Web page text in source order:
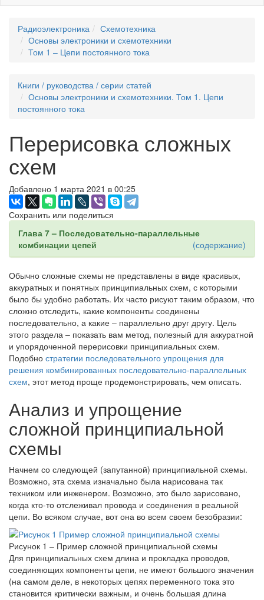
Радиоэлектроника
Схемотехника
Основы электроники и схемотехники
Том 1 – Цепи постоянного тока
Книги / руководства / серии статей
Основы электроники и схемотехники. Том 1. Цепи
постоянного тока
Перерисовка сложных
схем
Добавлено 1 марта 2021 в 00:25
Сохранить или поделиться
Глава 7 – Последовательно-параллельные
комбинации цепей
(содержание)
Обычно сложные схемы не представлены в виде красивых,
аккуратных и понятных принципиальных схем, с которыми
было бы удобно работать. Их часто рисуют таким образом, что
сложно отследить, какие компоненты соединены
последовательно, а какие – параллельно друг другу. Цель
этого раздела – показать вам метод, полезный для аккуратной
и упорядоченной перерисовки принципиальных схем.
Подобно стратегии последовательного упрощения для
решения комбинированных последовательно-параллельных
схем, этот метод проще продемонстрировать, чем описать.
Анализ и упрощение
сложной принципиальной
схемы
Начнем со следующей (запутанной) принципиальной схемы.
Возможно, эта схема изначально была нарисована так
техником или инженером. Возможно, это было зарисовано,
когда кто-то отслеживал провода и соединения в реальной
цепи. Во всяком случае, вот она во всем своем безобразии:
Рисунок 1 – Пример сложной принципиальной схемы
Для принципиальных схем длина и прокладка проводов,
соединяющих компоненты цепи, не имеют большого значения
(на самом деле, в некоторых цепях переменного тока это
становится критически важным, и очень большая длина